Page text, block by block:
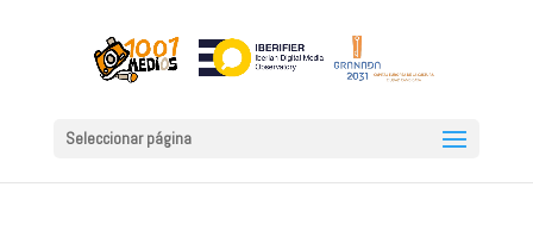
Seleccionar página